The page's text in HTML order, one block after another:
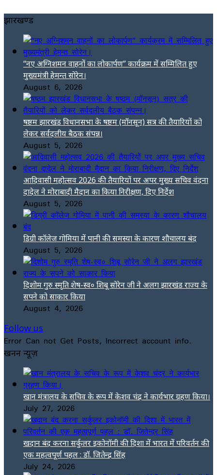
झारखण्ड
“नए अग्निशमन वाहनों का लोकार्पण” कार्यक्रम में सम्मिलित हुए
मुख्यमंत्री हेमन्त सोरेन।
August 6, 2026
षष्ठम झारखंड विधानसभा के षष्ठम (मॉनसून) सत्र की तैयारियों को
लेकर सर्वदलीय बैठक संपन्न।
August 5, 2026
आदिवासी महोत्सव 2026 की तैयारियों पर अपर मुख्य सचिव वंदना
दादेल ने मोराबादी मैदान का किया निरीक्षण, दिए निर्देश
August 5, 2026
डिग्री कॉलेज गोमिया में पानी की समस्या के कारण शौचालय बंद
August 5, 2026
दिशोम गुरु स्मृति शेष-स्व० शिबू सोरेन जी ने अलग झारखंड राज्य के
सपने को साकार किया
August 4, 2026
Follow us
Error Can not Get Posts, Incorrect account info.
खनन न्यूज़
खान मंत्रालय के सचिव के रूप में केशव चंद्र ने कार्यभार ग्रहण किया।
July 27, 2026
खदान बंद करना सर्कुलर इकोनॉमी की दिशा में भारत में परिवर्तन की
एक महत्वपूर्ण पहल : डॉ. जितेन्द्र सिंह
July 24, 2026